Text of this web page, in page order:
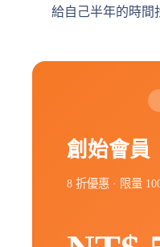
給自己半年的時間
創始會員
8 折優惠 · 限量